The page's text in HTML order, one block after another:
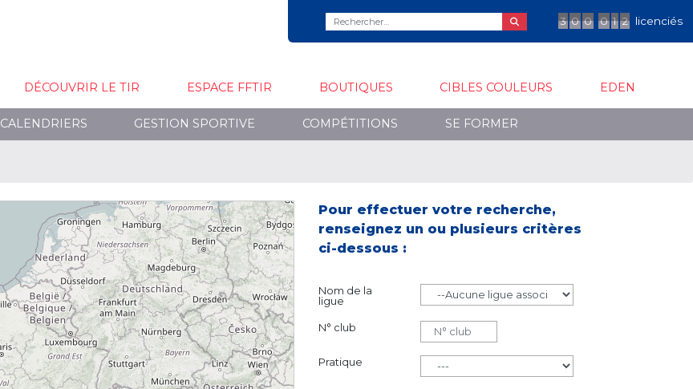
3 0 0 0 1 2 licenciés
DÉCOUVRIR LE TIR ESPACE FFTIR BOUTIQUES CIBLES COULEURS EDEN
CALENDRIERS GESTION SPORTIVE COMPÉTITIONS SE FORMER
Pour effectuer votre recherche,
renseignez un ou plusieurs critères
ci-dessous :
Nom de la
ligue
N° club
Pratique